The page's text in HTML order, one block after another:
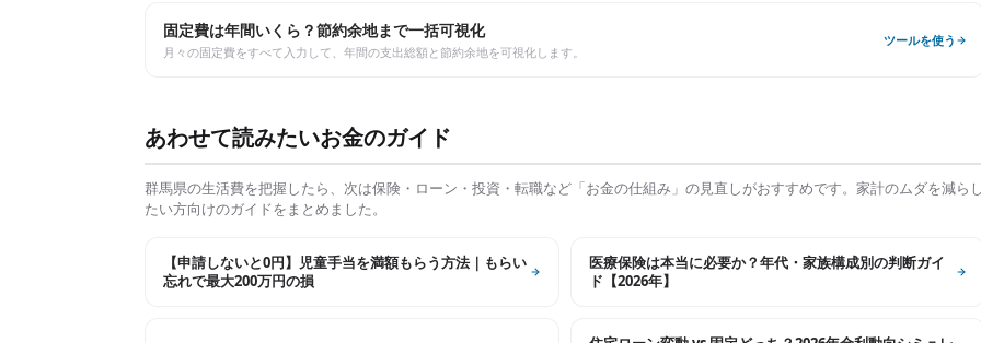
固定費は年間いくら？節約余地まで一括可視化
月々の固定費をすべて入力して、年間の支出総額と節約余地を可視化します。
ツールを使う
あわせて読みたいお金のガイド
群馬県の生活費を把握したら、次は保険・ローン・投資・転職など「お金の仕組み」の見直しがおすすめです。家計のムダを減ら
たい方向けのガイドをまとめました。
【申請しないと0円】児童手当を満額もらう方法｜もらい
忘れで最大200万円の損
医療保険は本当に必要か？年代・家族構成別の判断ガイ
ド【2026年】